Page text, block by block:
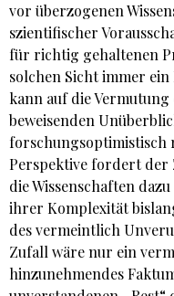
vor überzogenen
szientifischer
für richtig gehaltenen
solchen Sicht immer
kann auf die
beweisenden
forschungsoptimistisch
Perspektive fordert der
die Wissenschaften
ihrer Komplexität
des vermeintlich
Zufall wäre nur ein
hinzunehmendes